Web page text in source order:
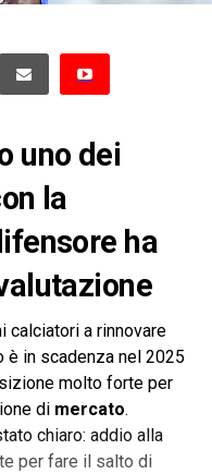
uno dei
la
ha
a rinnovare
è in scadenza nel 2025
molto forte per
di mercato.
chiaro: addio alla
per fare il salto di